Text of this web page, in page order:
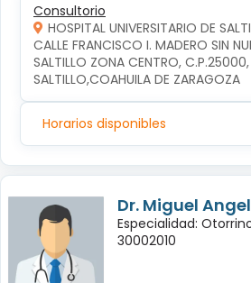
Consultorio
HOSPITAL UNIVERSITARIO DE
CALLE FRANCISCO I. MADERO SIN
SALTILLO ZONA CENTRO, C.P.25000,
SALTILLO,COAHUILA DE ZARAGOZA
Horarios disponibles
Dr. Miguel
Especialidad:
30002010